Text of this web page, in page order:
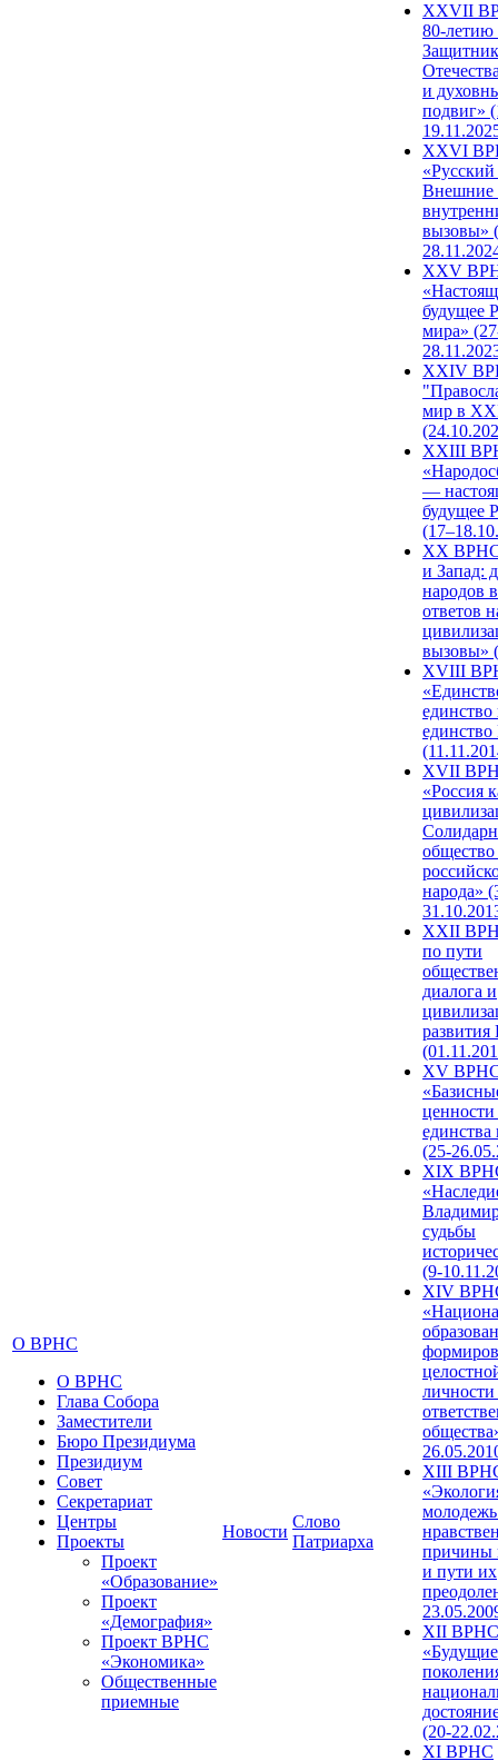
О ВРНС
О ВРНС
Глава Собора
Заместители
Бюро Президиума
Президиум
Совет
Секретариат
Центры
Проекты
Проект
«Образование»
Проект
«Демография»
Проект ВРНС
«Экономика»
Общественные
приемные
Новости
Слово
Патриарха
ХХVII
80-
и
подвиг»
XXVI
Внешние
вызовы»
XXV
будущее
мира»
XXIV
мир в
XXIII
—
будущее
XX ВРНС
и Запад:
народов
ответов
вызовы»
XVIII
единство
единство
XVII
«Россия
народа»
XXII
по пути
диалога и
развития
XV
единства
(25-
XIX
судьбы
(9-
XIV
XIII
причины
и пути их
XII ВРНС
«Будущие
(20-
XI ВРНС